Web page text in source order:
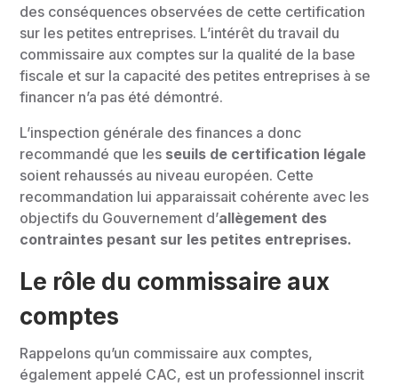
des conséquences observées de cette certification
sur les petites entreprises. L’intérêt du travail du
commissaire aux comptes sur la qualité de la base
fiscale et sur la capacité des petites entreprises à se
financer n’a pas été démontré.
L’inspection générale des finances a donc
recommandé que les seuils de certification légale
soient rehaussés au niveau européen. Cette
recommandation lui apparaissait cohérente avec les
objectifs du Gouvernement d’allègement des
contraintes pesant sur les petites entreprises.
Le rôle du commissaire aux
comptes
Rappelons qu’un commissaire aux comptes,
également appelé CAC, est un professionnel inscrit